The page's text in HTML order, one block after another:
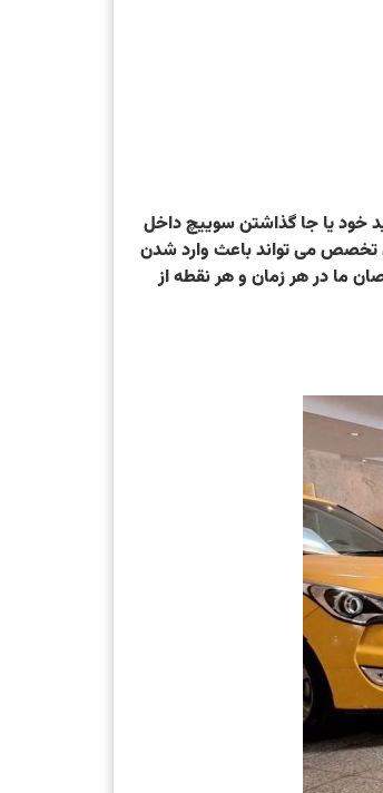
کردن درب 207 وجود دارد که در زمان گم کردن کلید خود یا جا گذاشتن سوییچ داخل
نظر داشته باشید که باز کردن درب 207 یا هر خودروی دیگر بدون تخصص می تواند باعث وارد شدن
ما در هر زمان و هر نقطه از